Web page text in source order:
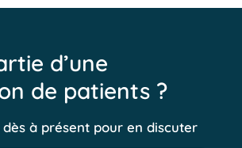
d’une
de patients ?
à présent pour en discuter